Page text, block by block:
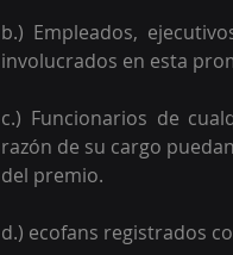
b.) Empleados,
involucrados en esta
c.) Funcionarios de
razón de su cargo
del premio.
d.) ecofans registrados